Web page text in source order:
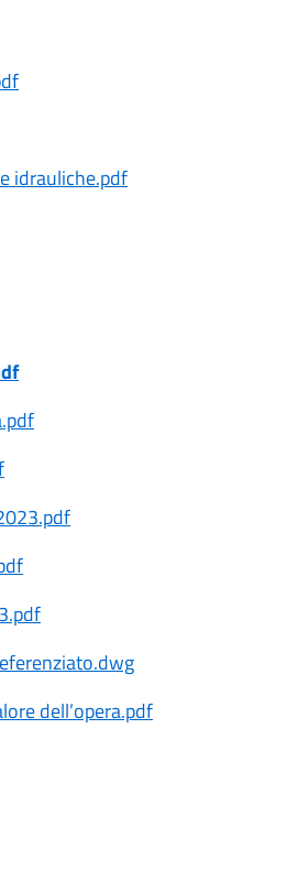
idrauliche.pdf
dell’opera.pdf